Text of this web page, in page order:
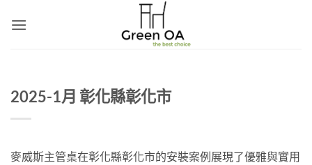
2025-1月 彰化縣彰化市
麥威斯主管桌在彰化縣彰化市的安裝案例展現了優雅與實用